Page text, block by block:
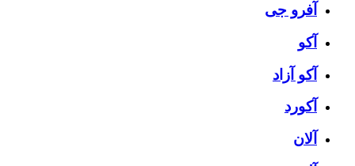
آفرو جی
آکو
آکو آزاد
آکورد
آلان